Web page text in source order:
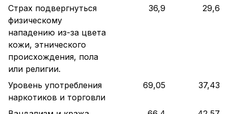
Страх подвергнуться
физическому
нападению из-за цвета
кожи, этнического
происхождения, пола
или религии.
36,9 29,6
Уровень употребления
наркотиков и торговли
69,05 37,43